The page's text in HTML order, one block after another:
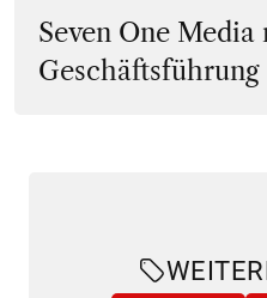
Seven One
Geschäftsführung